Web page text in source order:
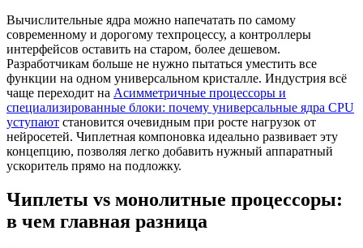
Вычислительные ядра можно напечатать по самому
современному и дорогому техпроцессу, а контроллеры
интерфейсов оставить на старом, более дешевом.
Разработчикам больше не нужно пытаться уместить все
функции на одном универсальном кристалле. Индустрия всё
чаще переходит на Асимметричные процессоры и
специализированные блоки: почему универсальные ядра CPU
уступают становится очевидным при росте нагрузок от
нейросетей. Чиплетная компоновка идеально развивает эту
концепцию, позволяя легко добавить нужный аппаратный
ускоритель прямо на подложку.
Чиплеты vs монолитные процессоры:
в чем главная разница